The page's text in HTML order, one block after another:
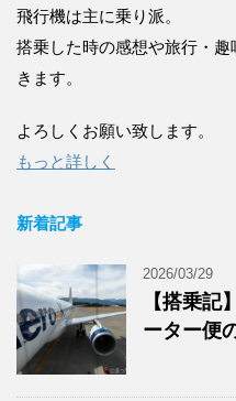
飛行機は主に乗り派。
搭乗した時の感想や旅行・
きます。
よろしくお願い致します。
もっと詳しく
新着記事
2026/03/29
【搭乗記
ーター便